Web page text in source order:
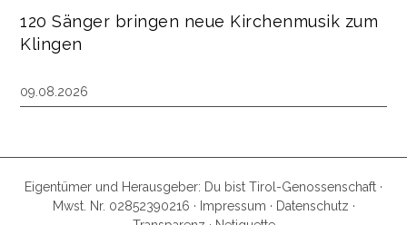
120 Sänger bringen neue Kirchenmusik zum
Klingen
09.08.2026
Eigentümer und Herausgeber: Du bist Tirol-Genossenschaft ·
Mwst. Nr. 02852390216 · Impressum · Datenschutz ·